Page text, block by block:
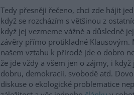
Tedy přesněji řečeno, chci zde hájit
když se rozcházím s většinou z
když jej vezmeme vážně a důsledně
závěry přímo protikladné Klausovým.
našem vztahu k přírodě jde o dobro
že jde vždy a všem jen o zájmy, i
dobru, demokracii, svobodě atd.
diskuse o ekologické problematice